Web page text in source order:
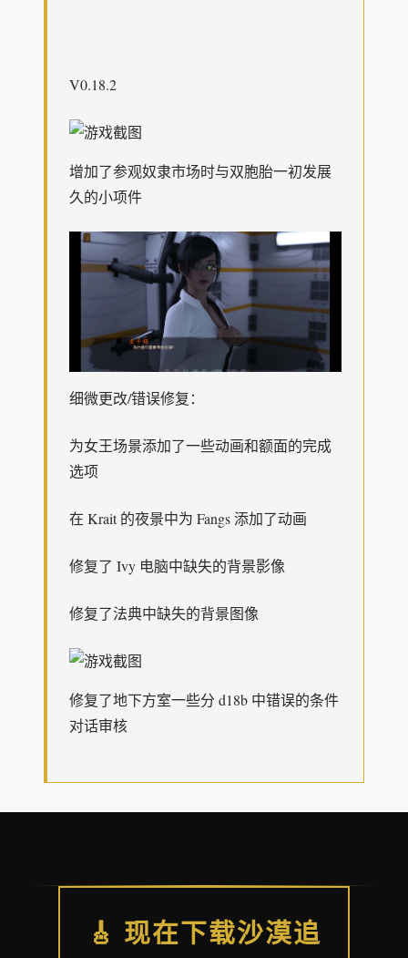
V0.18.2
增加了参观奴隶市场时与双胞胎一初发展
久的小项件
细微更改/错误修复：
为女王场景添加了一些动画和额面的完成
选项
在 Krait 的夜景中为 Fangs 添加了动画
修复了 Ivy 电脑中缺失的背景影像
修复了法典中缺失的背景图像
修复了地下方室一些分 d18b 中错误的条件
对话审核
🎸 现在下载沙漠追